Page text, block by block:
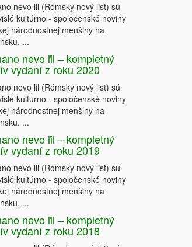
nevo ľil (Rómsky nový list) sú
kultúrno - spoločenské noviny
národnostnej menšiny na
...
nevo ľil – kompletný
vydaní z roku 2020
nevo ľil (Rómsky nový list) sú
kultúrno - spoločenské noviny
národnostnej menšiny na
...
nevo ľil – kompletný
vydaní z roku 2019
nevo ľil (Rómsky nový list) sú
kultúrno - spoločenské noviny
národnostnej menšiny na
...
nevo ľil – kompletný
vydaní z roku 2018